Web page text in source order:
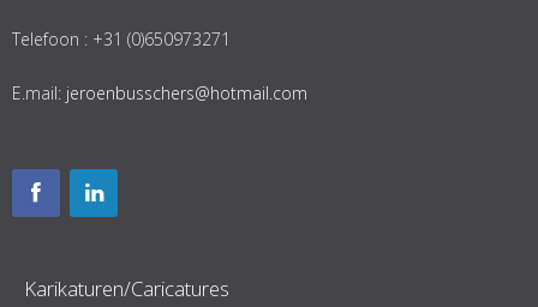
Telefoon : +31 (0)650973271
E.mail: jeroenbusschers@hotmail.com
Karikaturen/Caricatures